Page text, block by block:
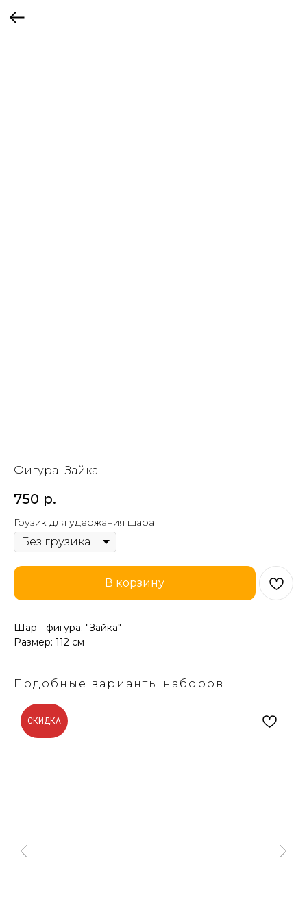
Фигура "Зайка"
750 р.
Грузик для удержания шара
В корзину
Шар - фигура: "Зайка"
Размер: 112 см
Подобные варианты наборов:
СКИДКА